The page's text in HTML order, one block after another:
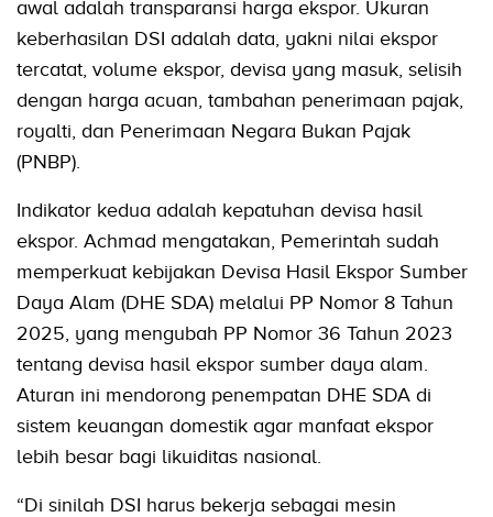
awal adalah transparansi harga ekspor. Ukuran
keberhasilan DSI adalah data, yakni nilai ekspor
tercatat, volume ekspor, devisa yang masuk, selisih
dengan harga acuan, tambahan penerimaan pajak,
royalti, dan Penerimaan Negara Bukan Pajak
(PNBP).
Indikator kedua adalah kepatuhan devisa hasil
ekspor. Achmad mengatakan, Pemerintah sudah
memperkuat kebijakan Devisa Hasil Ekspor Sumber
Daya Alam (DHE SDA) melalui PP Nomor 8 Tahun
2025, yang mengubah PP Nomor 36 Tahun 2023
tentang devisa hasil ekspor sumber daya alam.
Aturan ini mendorong penempatan DHE SDA di
sistem keuangan domestik agar manfaat ekspor
lebih besar bagi likuiditas nasional.
“Di sinilah DSI harus bekerja sebagai mesin